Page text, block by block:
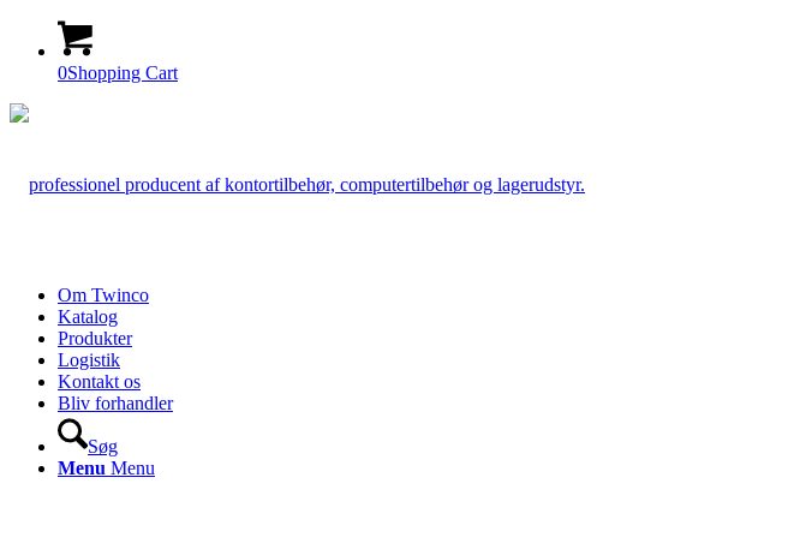
0Shopping Cart
Om Twinco
Katalog
Produkter
Logistik
Kontakt os
Bliv forhandler
Søg
Menu Menu